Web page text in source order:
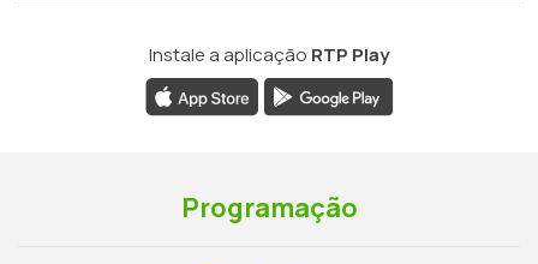
Instale a aplicação RTP Play
Programação